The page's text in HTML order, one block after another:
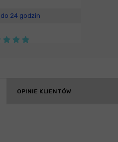
do 24 godzin
OPINIE KLIENTÓW